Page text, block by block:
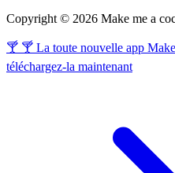
Copyright © 2026 Make me a
🍸 🍸 La toute nouvelle app
téléchargez-la maintenant